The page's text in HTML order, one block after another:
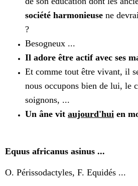
société harmonieuse ne
?
Besogneux ...
Il adore être actif avec ses
Et comme tout être vivant, il
nous occupons bien de lui, le
soignons, ...
Un âne vit aujourd'hui en
Equus africanus asinus ...
O. Périssodactyles, F. Equidés ...